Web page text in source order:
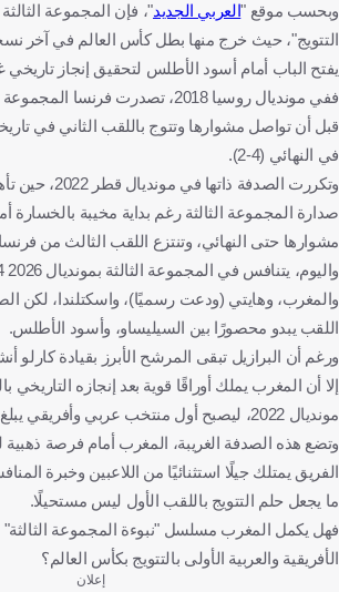
وبحسب موقع "العربي الجديد"، فإن المجموعة
التتويج"، حيث خرج منها بطل كأس العالم في آخر
يفتح الباب أمام أسود الأطلس لتحقيق إنجاز
قبل أن تواصل مشوارها وتتوج باللقب الثاني في
في النهائي (4-2).
وتكررت الصدفة
صدارة المجموعة الثالثة رغم بداية مخيبة بالخسارة
مشوارها حتى النهائي، وتنتزع اللقب الثالث من
والمغرب، وهايتي (ودعت رسميًا)، واسكتلندا، لكن
اللقب يبدو محصورًا بين السيليساو، وأسود الأطلس.
ورغم أن البرازيل تبقى المرشح الأبرز بقيادة كارلو
إلا أن المغرب يملك أوراقًا قوية بعد إنجازه
مونديال 2022، ليصبح أول منتخب عربي وأفريقي يبلغ هذا الدور.
وتضع هذه الصدفة الغريبة، المغرب أمام فرصة ذهبية
الفريق يمتلك جيلًا استثنائيًا من اللاعبين وخبرة
ما يجعل حلم التتويج باللقب الأول ليس مستحيلًا.
فهل يكمل المغرب مسلسل "نبوءة المجموعة
الأفريقية والعربية الأولى بالتتويج بكأس العالم؟
إعلان